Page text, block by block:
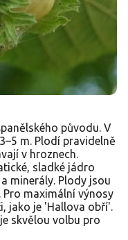
původu. V
m. Plodí pravidelně
v hroznech.
sladké jádro
minerály. Plody jsou
Pro maximální výnosy
jako je 'Hallova obří'.
skvělou volbu pro